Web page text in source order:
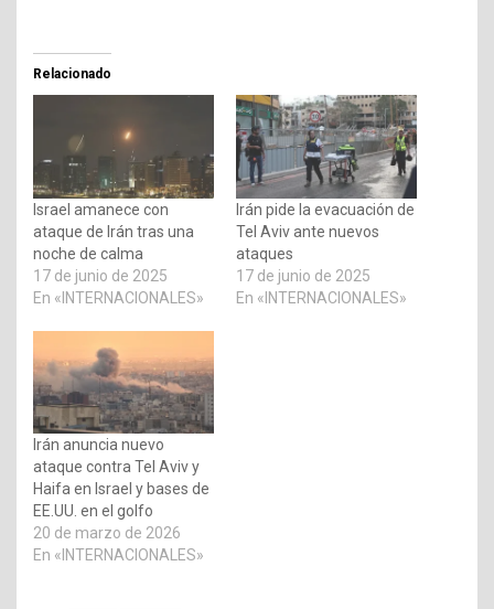
Relacionado
Israel amanece con
ataque de Irán tras una
noche de calma
17 de junio de 2025
En «INTERNACIONALES»
Irán pide la evacuación de
Tel Aviv ante nuevos
ataques
17 de junio de 2025
En «INTERNACIONALES»
Irán anuncia nuevo
ataque contra Tel Aviv y
Haifa en Israel y bases de
EE.UU. en el golfo
20 de marzo de 2026
En «INTERNACIONALES»